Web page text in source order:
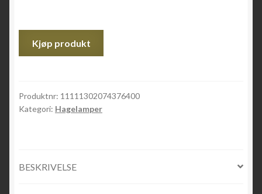
Kjøp produkt
Produktnr: 11111302074376400
Kategori: Hagelamper
BESKRIVELSE